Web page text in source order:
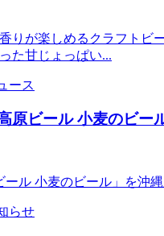
りが楽しめるクラフト
た甘じょっぱい...
ース
原ビール 小麦のビー
ル 小麦のビール」を沖
らせ